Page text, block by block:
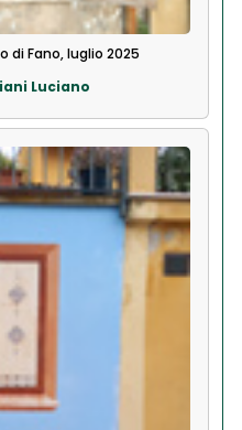
di Fano, luglio 2025
Luciano